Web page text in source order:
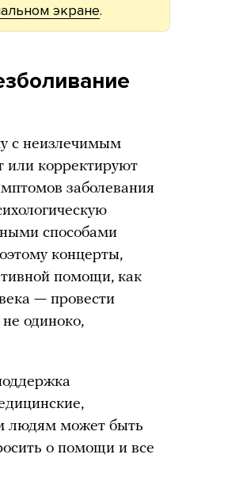
экране.
с неизлечимым
или корректируют
заболевания
способами
концерты,
помощи, как
— провести
одиноко,
людям может быть
о помощи и все